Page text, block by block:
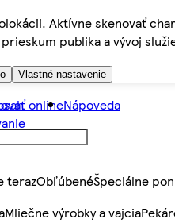
Aktívne skenovať
publika a vývoj
Vlastné nastavenie
onlineNápoveda
terazObľúbenéŠpeciálne
Mliečne výrobky a vajcia